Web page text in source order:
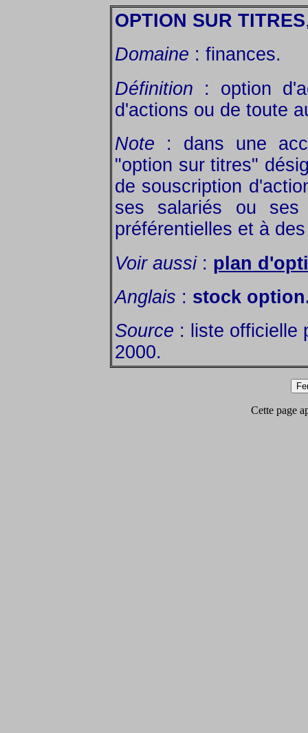
OPTION SUR TITRES
Domaine : finances.
Définition : option
d'actions ou de toute
Note : dans une
"option sur titres"
de souscription
ses salariés ou ses
préférentielles et à
Voir aussi: plan
Anglais : stock
Source : liste officielle
2000.
Cette page